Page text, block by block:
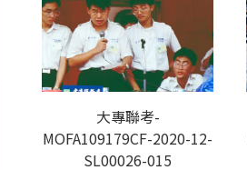
大專聯考-
MOFA109179CF-2020-12-
SL00026-015